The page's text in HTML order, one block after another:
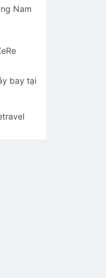
Nam
bay tại